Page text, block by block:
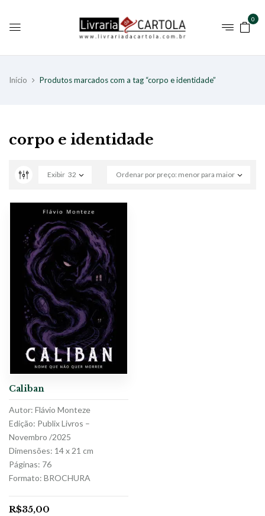
0
Início Produtos marcados com a tag “corpo e identidade”
corpo e identidade
Ordenar por preço: menor para maior
Exibir 32
Caliban
Autor: Flávio Monteze
Edição: Publix Livros –
Novembro /2025
Dimensões: 14 x 21 cm
Páginas: 76
Formato: BROCHURA
R$35,00